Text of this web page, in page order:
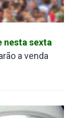
nesta sexta
a venda